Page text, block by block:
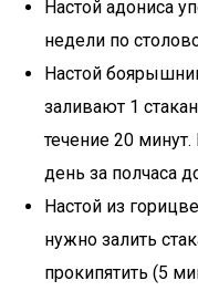
Настой адониса
недели по
Настой
заливают 1
течение 20
день за полчаса
Настой из
нужно залить
прокипятить (5